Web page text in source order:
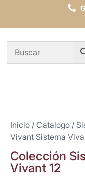
Inicio / Catalogo /
Vivant Sistema
Colección
Vivant 12